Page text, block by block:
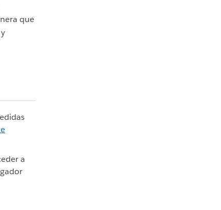
que
a